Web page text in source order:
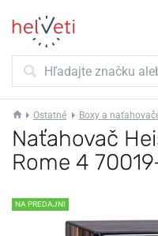
Ostatné Boxy a
Naťahovač
Rome 4
NA PREDAJNI